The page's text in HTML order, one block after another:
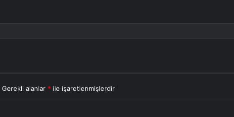
Gerekli alanlar * ile işaretlenmişlerdir